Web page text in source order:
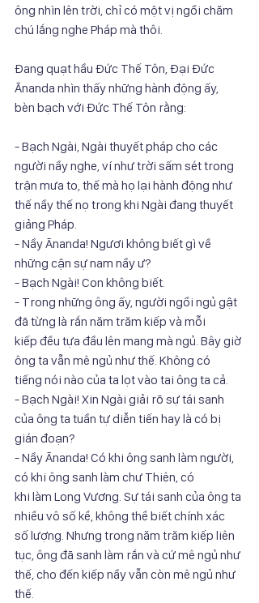
ông nhìn lên trời, chỉ có một vị ngồi chăm
chú lắng nghe Pháp mà thôi.
Đang quạt hầu Đức Thế Tôn, Đại Đức
Ānanda nhìn thấy những hành động ấy,
bèn bạch với Đức Thế Tôn rằng:
- Bạch Ngài, Ngài thuyết pháp cho các
người nầy nghe, ví như trời sấm sét trong
trận mưa to, thế mà họ lại hành động như
thế nầy thế nọ trong khi Ngài đang thuyết
giảng Pháp.
- Nầy Ānanda! Ngươi không biết gì về
những cận sự nam nầy ư?
- Bạch Ngài! Con không biết.
- Trong những ông ấy, người ngồi ngủ gật
đã từng là rắn năm trăm kiếp và mỗi
kiếp đều tựa đầu lên mang mà ngủ. Bây giờ
ông ta vẫn mê ngủ như thế. Không có
tiếng nói nào của ta lọt vào tai ông ta cả.
- Bạch Ngài! Xin Ngài giải rõ sự tái sanh
của ông ta tuần tự diễn tiến hay là có bị
gián đoạn?
- Nầy Ānanda! Có khi ông sanh làm người,
có khi ông sanh làm chư Thiên, có
khi làm Long Vương. Sự tái sanh của ông ta
nhiều vô số kể, không thể biết chính xác
số lượng. Nhưng trong năm trăm kiếp liên
tục, ông đã sanh làm rắn và cứ mê ngủ như
thế, cho đến kiếp nầy vẫn còn mê ngủ như
thế.